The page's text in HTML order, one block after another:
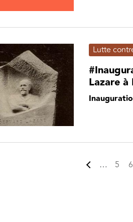
Lutte
Lazare à
Page
… Page
5 6